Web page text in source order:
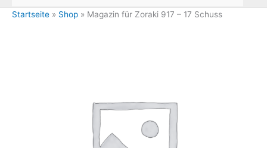
Startseite » Shop » Magazin für Zoraki 917 – 17 Schuss